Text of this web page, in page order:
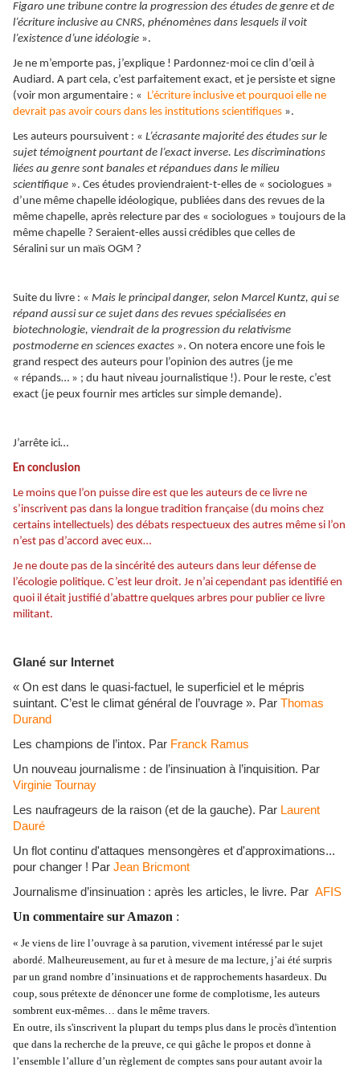
Figaro une tribune contre la progression des études de genre et de
l’écriture inclusive au CNRS, phénomènes dans lesquels il voit
l’existence d’une idéologie ».
Je ne m’emporte pas, j’explique ! Pardonnez-moi ce clin d’œil à
Audiard. A part cela, c’est parfaitement exact, et je persiste et signe
(voir mon argumentaire : « L’écriture inclusive et pourquoi elle ne
devrait pas avoir cours dans les institutions scientifiques ».
Les auteurs poursuivent : « L’écrasante majorité des études sur le
sujet témoignent pourtant de l’exact inverse. Les discriminations
liées au genre sont banales et répandues dans le milieu
scientifique ». Ces études proviendraient-t-elles de « sociologues »
d’une même chapelle idéologique, publiées dans des revues de la
même chapelle, après relecture par des « sociologues » toujours de la
même chapelle ? Seraient-elles aussi crédibles que celles de
Séralini sur un maïs OGM ?
Suite du livre : « Mais le principal danger, selon Marcel Kuntz, qui se
répand aussi sur ce sujet dans des revues spécialisées en
biotechnologie, viendrait de la progression du relativisme
postmoderne en sciences exactes ». On notera encore une fois le
grand respect des auteurs pour l’opinion des autres (je me
« répands… » ; du haut niveau journalistique !). Pour le reste, c’est
exact (je peux fournir mes articles sur simple demande).
J’arrête ici…
En conclusion
Le moins que l’on puisse dire est que les auteurs de ce livre ne
s’inscrivent pas dans la longue tradition française (du moins chez
certains intellectuels) des débats respectueux des autres même si l’on
n’est pas d’accord avec eux…
Je ne doute pas de la sincérité des auteurs dans leur défense de
l’écologie politique. C’est leur droit. Je n’ai cependant pas identifié en
quoi il était justifié d’abattre quelques arbres pour publier ce livre
militant.
Glané sur Internet
« On est dans le quasi-factuel, le superficiel et le mépris
suintant. C’est le climat général de l’ouvrage ». Par Thomas
Durand
Les champions de l’intox. Par Franck Ramus
Un nouveau journalisme : de l’insinuation à l’inquisition. Par
Virginie Tournay
Les naufrageurs de la raison (et de la gauche). Par Laurent
Dauré
Un flot continu d'attaques mensongères et d'approximations...
pour changer ! Par Jean Bricmont
Journalisme d’insinuation : après les articles, le livre. Par AFIS
Un commentaire sur Amazon :
« Je viens de lire l’ouvrage à sa parution, vivement intéressé par le sujet
abordé. Malheureusement, au fur et à mesure de ma lecture, j’ai été surpris
par un grand nombre d’insinuations et de rapprochements hasardeux. Du
coup, sous prétexte de dénoncer une forme de complotisme, les auteurs
sombrent eux-mêmes… dans le même travers.
En outre, ils s'inscrivent la plupart du temps plus dans le procès d'intention
que dans la recherche de la preuve, ce qui gâche le propos et donne à
l’ensemble l’allure d’un règlement de comptes sans pour autant avoir la